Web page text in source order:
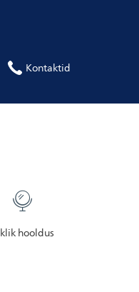
Kontaktid
hooldus